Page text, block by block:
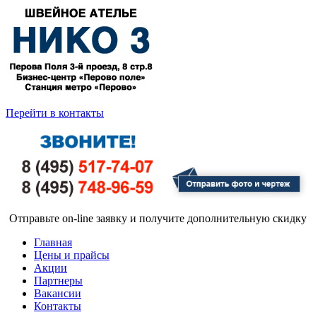
Перейти в контакты
Отправьте on-line заявку и получите дополнительную скидку
Главная
Цены и прайсы
Акции
Партнеры
Вакансии
Контакты